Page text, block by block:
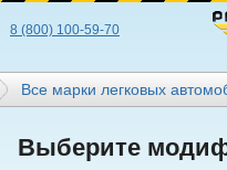
8 (800) 100-59-70
Все марки легковых
Выберите